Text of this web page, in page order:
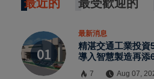
最新消息
精湛交通工業投
導入智慧製造再添
7 Aug 07,